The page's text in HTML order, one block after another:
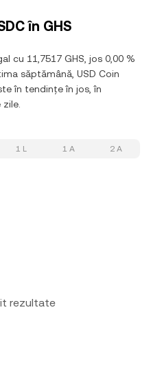
în GHS
cu 11,7517 GHS, jos 0,00 %
săptămână, USD Coin
în tendințe în jos, în
1 L 1 A 2 A
rezultate